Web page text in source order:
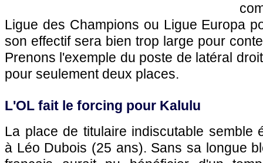
Ligue des Champions ou Ligue Europa
son effectif sera bien trop large pour
Prenons l'exemple du poste de latéral
pour seulement deux places.
L'OL fait le forcing pour Kalulu
La place de titulaire indiscutable semble
à Léo Dubois (25 ans). Sans sa longue